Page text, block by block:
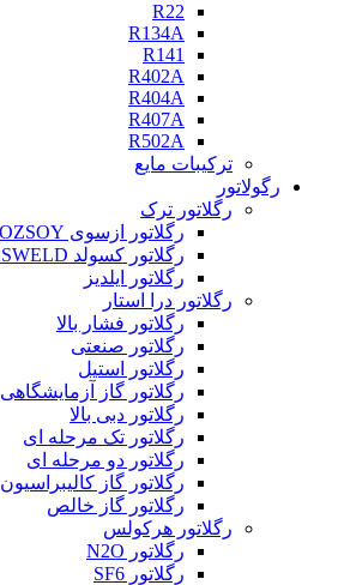
R22
R134A
R141
R402A
R404A
R407A
R502A
ترکیبات مایع
رگولاتور
رگلاتور ترک
رگلاتور ازسوی OZSOY
رگلاتور کسولد KASWELD
رگلاتور ایلدیز
رگلاتور درا استار
رگلاتور فشار بالا
رگلاتور صنعتی
رگلاتور استیل
رگلاتور گاز آزمایشگاهی
رگلاتور دبی بالا
رگلاتور تک مرحله ای
رگلاتور دو مرحله ای
رگلاتور گاز کالیبراسیون
رگلاتور گاز خالص
رگلاتور هرکولس
رگلاتور N2O
رگلاتور SF6